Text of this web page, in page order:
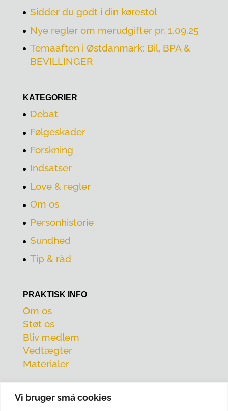
Vi bruger små cookies
Sidder du godt i din kørestol
Nye regler om merudgifter pr. 1.09.25
Temaaften i Østdanmark: Bil, BPA &
BEVILLINGER
KATEGORIER
Debat
Følgeskader
Forskning
Indsatser
Love & regler
Om os
Personhistorie
Sundhed
Tip & råd
PRAKTISK INFO
Om os
Støt os
Bliv medlem
Vedtægter
Materialer